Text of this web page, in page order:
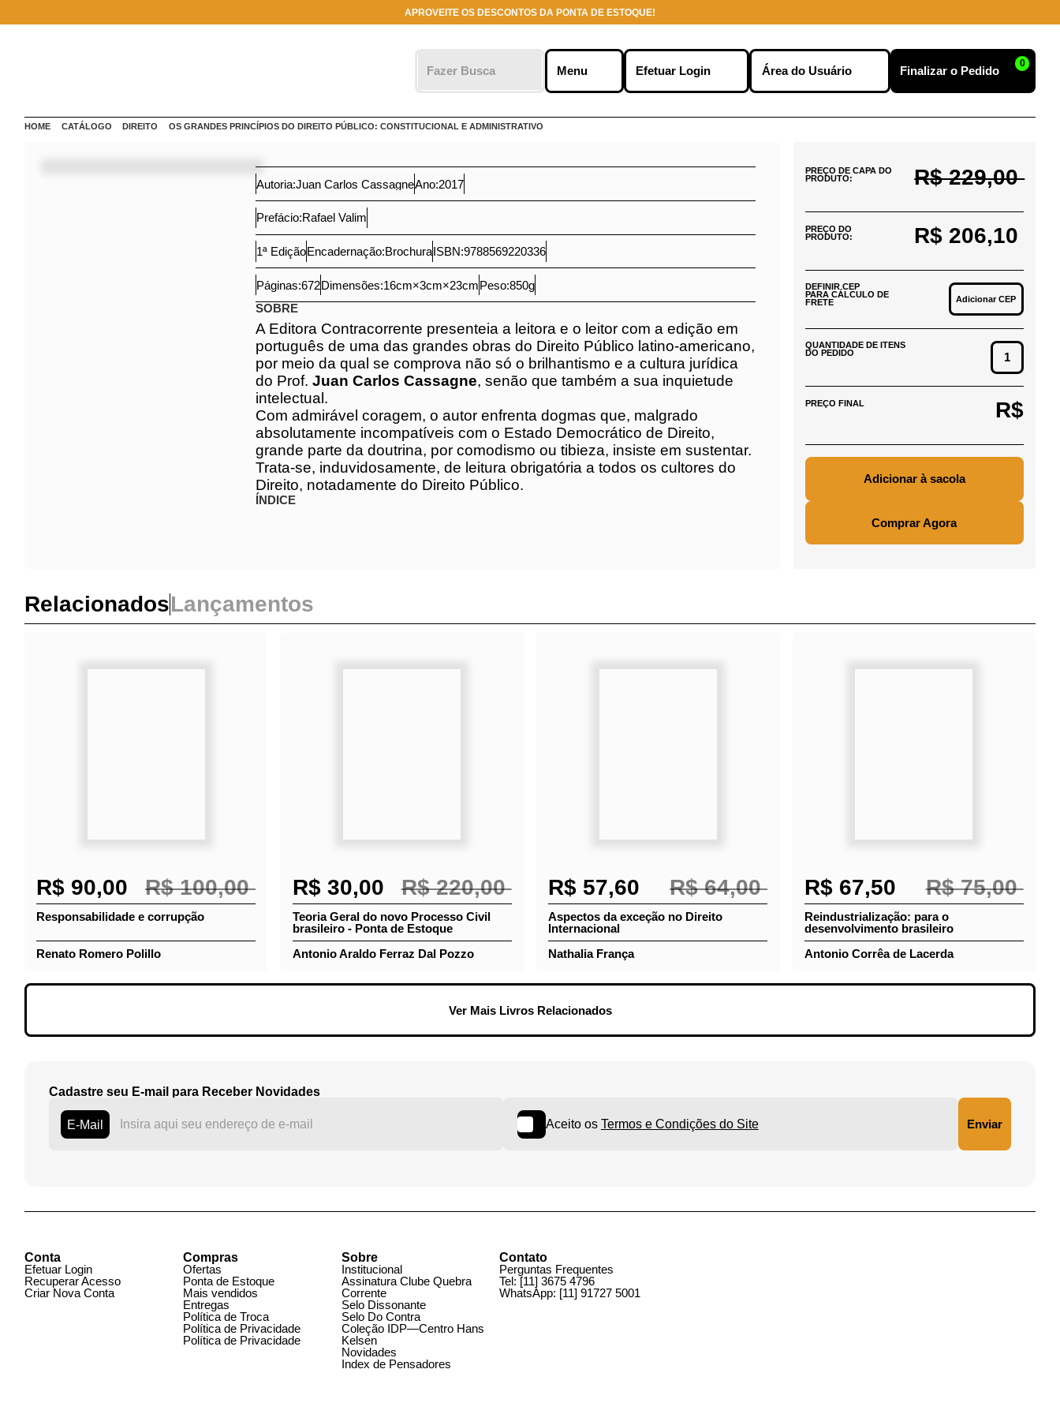
Configure sua experiência ajustando suas preferências. Ao clicar em
APROVEITE OS DESCONTOS DA PONTA DE ESTOQUE!
Menu Efetuar Login Finalizar o Pedido 0
HOME CATÁLOGO DIREITO OS GRANDES PRINCÍPIOS DO DIREITO PÚBLICO: CONSTITUCIONAL E ADMINISTRATIVO
Autoria:Juan Carlos CassagneAno:2017
Prefácio:Rafael Valim
1ª EdiçãoEncadernação:BrochuraISBN:9788569220336
Páginas:672Dimensões:16cm×3cm×23cmPeso:
SOBRE
A Editora Contracorrente presenteia a leitora e o leitor com a
edição em português de uma das grandes obras do Direito
Público latino-americano, por meio da qual se comprova não só
o brilhantismo e a cultura jurídica do Prof.Juan Carlos Cassagne
senão que também a sua inquietude intelectual.
Com admirável coragem, o autor enfrenta dogmas que,
malgrado absolutamente incompatíveis com o Estado
Democrático de Direito, grande parte da doutrina, por
comodismo ou tibieza, insiste em sustentar.
Trata-se, induvidosamente, de leitura obrigatória a todos os
cultores do Direito, notadamente do Direito Público.
PREÇO DE CAPA DO
PRODUTO: R$ 229,00
PREÇO DO
PRODUTO: R$ 206,10
DEFINIR CEP
PARA CÁLCULO DE
FRETE Adicionar CEP
QUANTIDADE DE ITENS
DO PEDIDO
PREÇO FINAL R$
Comprar Agora
RelacionadosLançamentos
R$ 90,00 R$ 100,00
Responsabilidade e corrupção
Renato Romero Polillo
R$ 30,00 R$ 220,00
Teoria Geral do novo Processo Civil
brasileiro - Ponta de Estoque
Antonio Araldo Ferraz Dal Pozzo
R$ 57,60 R$ 64,00
Aspectos da exceção no Direito
Internacional
Nathalia França
R$ 67,50 R$ 75,00
Reindustrialização: para o
desenvolvimento brasileiro
Antonio Corrêa de Lacerda
Ver Mais Livros Relacionados
Cadastre seu E-mail para Receber Novidades
E-Mail
Aceito osTermos e Condições do Site
Conta
Efetuar Login
Recuperar Acesso
Criar Nova Conta
Compras
Ofertas
Ponta de Estoque
Mais vendidos
Entregas
Política de Troca
Política de Privacidade
Política de Privacidade
Sobre
Institucional
Assinatura Clube Quebra
Corrente
Selo Dissonante
Selo Do Contra
Coleção IDP—Centro Hans
Kelsen
Novidades
Index de Pensadores
Contato
Perguntas Frequentes
Tel:[11] 3675 4796
WhatsApp:[11] 91727 5001